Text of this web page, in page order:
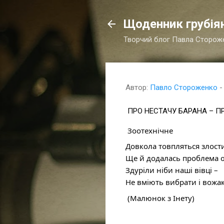
Щоденник
Творчий блог Павла
Автор: Павло Стороженко -
ПРО НЕСТАЧУ БАРАНА –
Зоотехнічне
Довкола товпляться
Ще й додалась проблема
Здуріли ніби наші вівці –
Не вміють вибрати і
(Малюнок з Інету)